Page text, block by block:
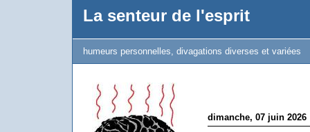
La senteur de l'esprit
humeurs personnelles, divagations diverses et variées
dimanche, 07 juin 2026